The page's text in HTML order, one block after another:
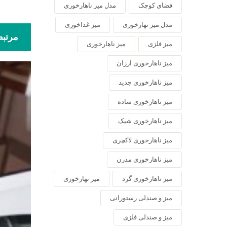
فضای کوچک مدل میز ناهارخوری
مدل میز نهارخوری میز غذاخوری
میز فلزی میز ناهارخوری
میز ناهارخوری ارزان
میز ناهارخوری جدید
میز ناهارخوری ساده
میز ناهارخوری شیک
میز ناهارخوری لاکچری
میز ناهارخوری مدرن
میز ناهارخوری گرد میز نهارخوری
میز و صندلی رستورانی
میز و صندلی فلزی